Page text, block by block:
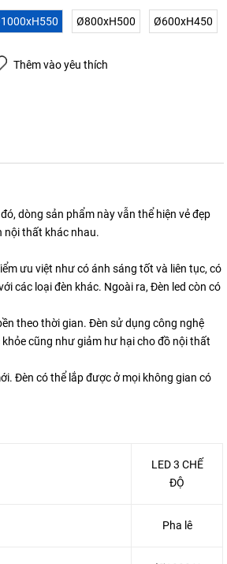
Ø800xH500 Ø600xH450
Thêm vào yêu thích
dòng sản phẩm này vẫn thể hiện vẻ đẹp
nội thất khác nhau.
ưu việt như có ánh sáng tốt và liên tục, có
các loại đèn khác. Ngoài ra, Đèn led còn có
theo thời gian. Đèn sử dụng công nghệ
cũng như giảm hư hại cho đồ nội thất
Đèn có thể lắp được ở mọi không gian có
LED 3 CHẾ
ĐỘ
Pha lê